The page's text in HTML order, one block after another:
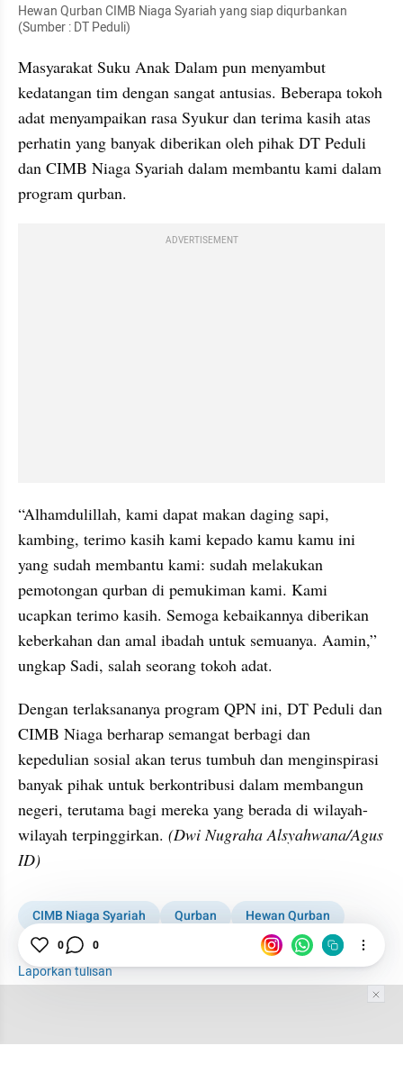
Hewan Qurban CIMB Niaga Syariah yang siap diqurbankan
(Sumber : DT Peduli)
Masyarakat Suku Anak Dalam pun menyambut
kedatangan tim dengan sangat antusias. Beberapa tokoh
adat menyampaikan rasa Syukur dan terima kasih atas
perhatin yang banyak diberikan oleh pihak DT Peduli
dan CIMB Niaga Syariah dalam membantu kami dalam
program qurban.
ADVERTISEMENT
“Alhamdulillah, kami dapat makan daging sapi,
kambing, terimo kasih kami kepado kamu kamu ini
yang sudah membantu kami: sudah melakukan
pemotongan qurban di pemukiman kami. Kami
ucapkan terimo kasih. Semoga kebaikannya diberikan
keberkahan dan amal ibadah untuk semuanya. Aamin,”
ungkap Sadi, salah seorang tokoh adat.
Dengan terlaksananya program QPN ini, DT Peduli dan
CIMB Niaga berharap semangat berbagi dan
kepedulian sosial akan terus tumbuh dan menginspirasi
banyak pihak untuk berkontribusi dalam membangun
negeri, terutama bagi mereka yang berada di wilayah-
wilayah terpinggirkan. (Dwi Nugraha Alsyahwana/Agus
ID)
CIMB Niaga Syariah Qurban
Hewan Qurban
Suku Anak Dalam
Filantropi
CSR
Laporkan tulisan
0 0